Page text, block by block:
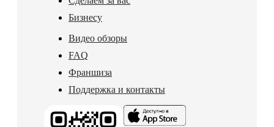
Бизнесу
Видео обзоры
FAQ
Франшиза
Поддержка и контакты